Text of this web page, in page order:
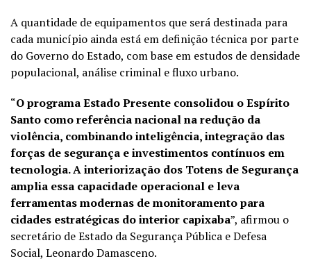
A quantidade de equipamentos que será destinada para
cada município ainda está em definição técnica por parte
do Governo do Estado, com base em estudos de densidade
populacional, análise criminal e fluxo urbano.
“O programa Estado Presente consolidou o Espírito
Santo como referência nacional na redução da
violência, combinando inteligência, integração das
forças de segurança e investimentos contínuos em
tecnologia. A interiorização dos Totens de Segurança
amplia essa capacidade operacional e leva
ferramentas modernas de monitoramento para
cidades estratégicas do interior capixaba”, afirmou o
secretário de Estado da Segurança Pública e Defesa
Social, Leonardo Damasceno.